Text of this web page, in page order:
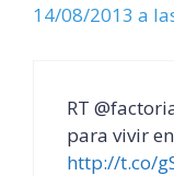
14/08/2013 a
RT
para vivir
http://t.co/